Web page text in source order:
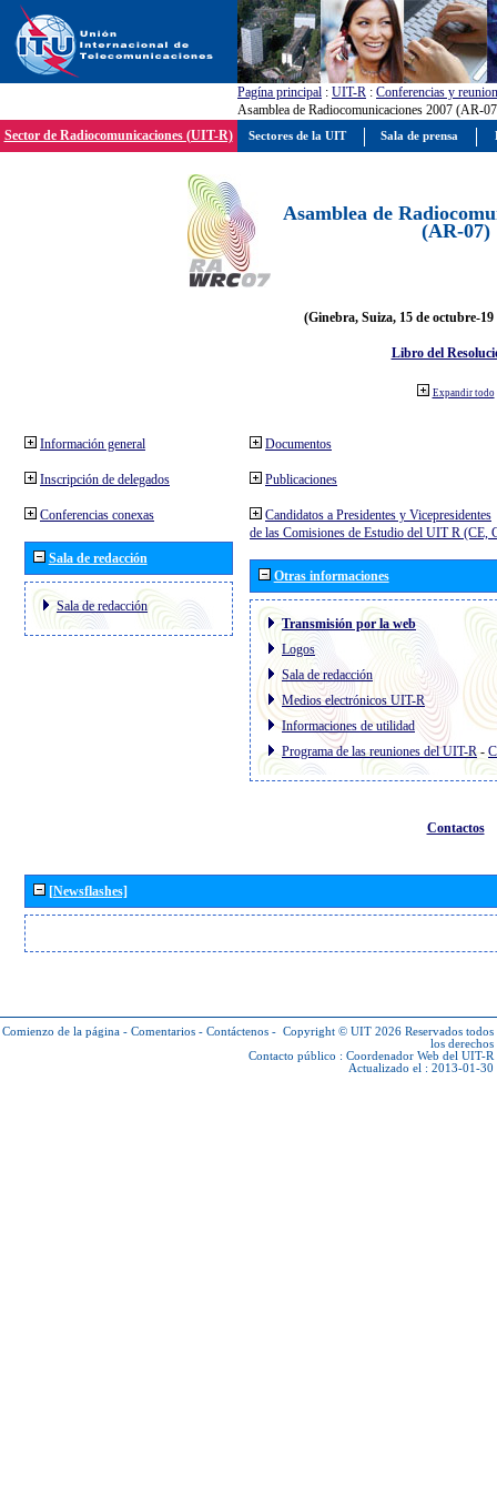
Pagína principal : UIT-R : Conferencias y
Asamblea de Radiocomunicaciones 2007 (AR-
Sector de Radiocomunicaciones (UIT-R)
Asamblea de
(AR-07)
(Ginebra, Suiza, 15 de octubre-19
Libro del
Expandir todo
Información general
Inscripción de delegados
Conferencias conexas
Sala de redacción
Sala de redacción
Documentos
Publicaciones
Candidatos a Presidentes y Vicepresidentes
de las Comisiones de Estudio del UIT R (CE,
Otras informaciones
Transmisión por la web
Logos
Sala de redacción
Medios electrónicos UIT-R
Informaciones de utilidad
Programa de las reuniones del UIT-R-
Contactos
[Newsflashes]
Comienzo de la página - Comentarios - Contáctenos - Copyright © UIT 2026 Reservados todos
los derechos
Contacto público : Coordenador Web del UIT-R
Actualizado el : 2013-01-30
Sectores de la UIT Sala de prensa